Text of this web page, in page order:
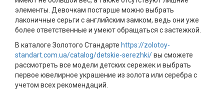
элементы. Девочкам постарше можно выбрать
лаконичные серьги с английским замком, ведь они уже
более ответственные и умеют обращаться с застежкой.
В каталоге Золотого Стандарте https://zolotoy-
standart.com.ua/catalog/detskie-serezhki/вы сможете
рассмотреть все модели детских сережек и выбрать
первое ювелирное украшение из золота или серебра с
учетом всех рекомендаций.